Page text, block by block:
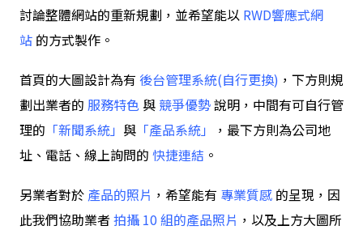
討論整體網站的重新規劃，並希望能以 RWD響應式網
站 的方式製作 。
首頁的大圖設計為有 後台管理系統(自行更換) ，下方則規
劃出業者的 服務特色 與 競爭優勢說明，中間有可自行管
理的 「新聞系統」 與 「產品系統」
，最下方則為公司地
址 、 電話 、線上詢問的 快捷連結 。
另業者對於 產品的照片 ，希望能有 專業質感 的呈現，因
此我們協助業者拍攝 10 組的產品照片 ，以及上方大圖所